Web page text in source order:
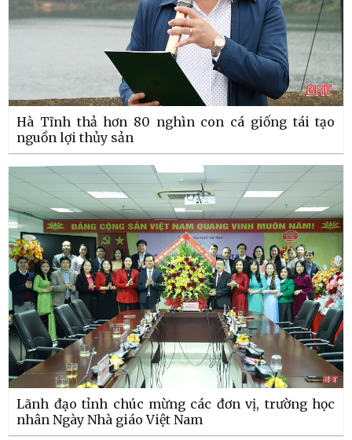
Hà Tĩnh thả hơn 80 nghìn con cá giống tái tạo
nguồn lợi thủy sản
Lãnh đạo tỉnh chúc mừng các đơn vị, trường học
nhân Ngày Nhà giáo Việt Nam